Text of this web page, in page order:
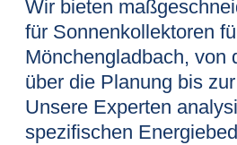
Wir bieten
für Sonnenkollektoren
Mönchengladbach, von
über die Planung bis
Unsere Experten
spezifischen